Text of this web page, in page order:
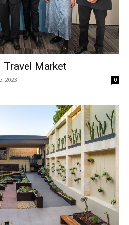
Travel Market
2023 0